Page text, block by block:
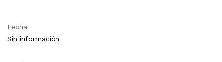
Fecha
Sin información